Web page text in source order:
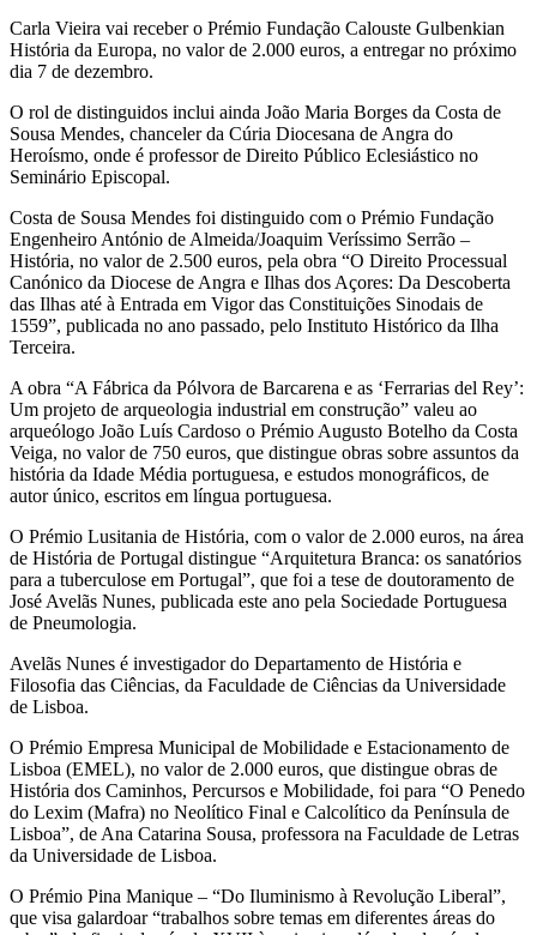
Carla Vieira vai receber o Prémio Fundação Calouste Gulbenkian
História da Europa, no valor de 2.000 euros, a entregar no próximo
dia 7 de dezembro.
O rol de distinguidos inclui ainda João Maria Borges da Costa de
Sousa Mendes, chanceler da Cúria Diocesana de Angra do
Heroísmo, onde é professor de Direito Público Eclesiástico no
Seminário Episcopal.
Costa de Sousa Mendes foi distinguido com o Prémio Fundação
Engenheiro António de Almeida/Joaquim Veríssimo Serrão –
História, no valor de 2.500 euros, pela obra “O Direito Processual
Canónico da Diocese de Angra e Ilhas dos Açores: Da Descoberta
das Ilhas até à Entrada em Vigor das Constituições Sinodais de
1559”, publicada no ano passado, pelo Instituto Histórico da Ilha
Terceira.
A obra “A Fábrica da Pólvora de Barcarena e as ‘Ferrarias del Rey’:
Um projeto de arqueologia industrial em construção” valeu ao
arqueólogo João Luís Cardoso o Prémio Augusto Botelho da Costa
Veiga, no valor de 750 euros, que distingue obras sobre assuntos da
história da Idade Média portuguesa, e estudos monográficos, de
autor único, escritos em língua portuguesa.
O Prémio Lusitania de História, com o valor de 2.000 euros, na área
de História de Portugal distingue “Arquitetura Branca: os sanatórios
para a tuberculose em Portugal”, que foi a tese de doutoramento de
José Avelãs Nunes, publicada este ano pela Sociedade Portuguesa
de Pneumologia.
Avelãs Nunes é investigador do Departamento de História e
Filosofia das Ciências, da Faculdade de Ciências da Universidade
de Lisboa.
O Prémio Empresa Municipal de Mobilidade e Estacionamento de
Lisboa (EMEL), no valor de 2.000 euros, que distingue obras de
História dos Caminhos, Percursos e Mobilidade, foi para “O Penedo
do Lexim (Mafra) no Neolítico Final e Calcolítico da Península de
Lisboa”, de Ana Catarina Sousa, professora na Faculdade de Letras
da Universidade de Lisboa.
O Prémio Pina Manique – “Do Iluminismo à Revolução Liberal”,
que visa galardoar “trabalhos sobre temas em diferentes áreas do